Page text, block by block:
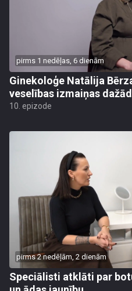
pirms 1 nedēļas, 6 dienām
Ginekoloģe Natālija
veselības izmaiņas
10. epizode
pirms 2 nedēļām, 2 dienām
Speciālisti atklāti par